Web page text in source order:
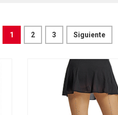
1 2 3 Siguiente